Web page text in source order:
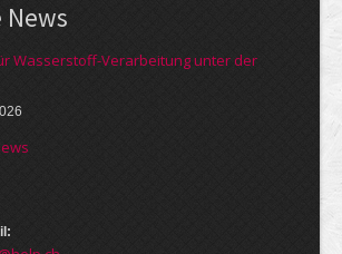
Wasserstoff-Verarbeitung unter der